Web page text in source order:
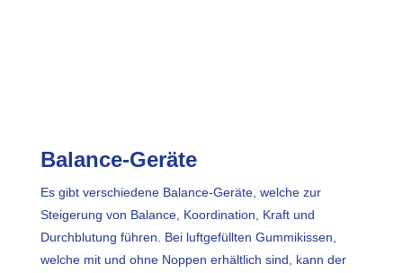
Balance-Geräte
Es gibt verschiedene Balance-Geräte, welche zur
Steigerung von Balance, Koordination, Kraft und
Durchblutung führen. Bei luftgefüllten Gummikissen,
welche mit und ohne Noppen erhältlich sind, kann der